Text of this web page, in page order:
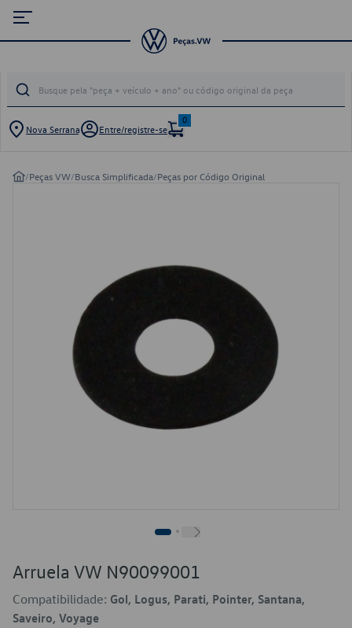
Nova Serrana Entre/registre-se
0
/Peças VW/Busca Simplificada/Peças por Código Original
Arruela VW N90099001
Compatibilidade: Gol, Logus, Parati, Pointer, Santana,
Saveiro, Voyage